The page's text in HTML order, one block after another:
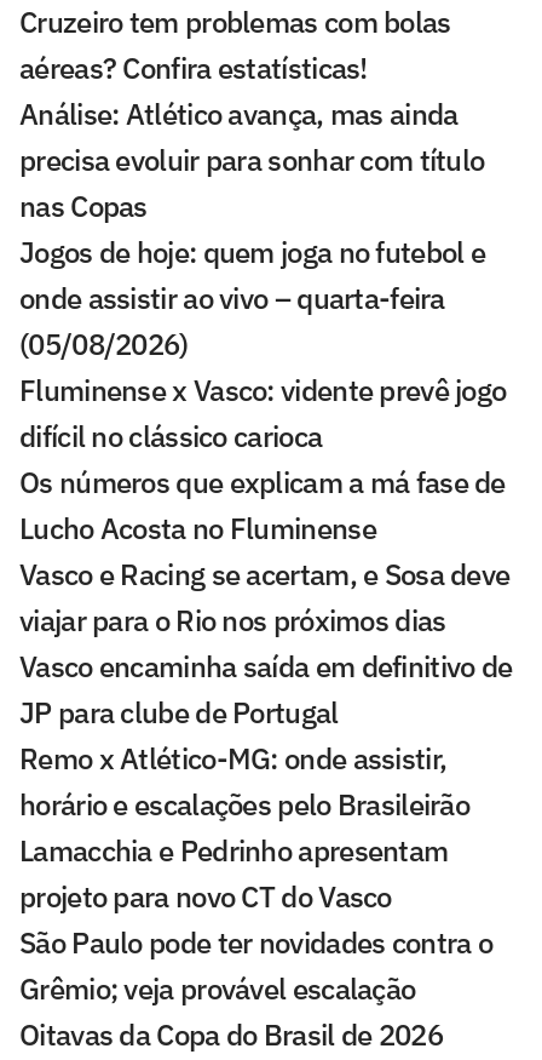
Cruzeiro tem problemas com bolas
aéreas? Confira estatísticas!
Análise: Atlético avança, mas ainda
precisa evoluir para sonhar com título
nas Copas
Jogos de hoje: quem joga no futebol e
onde assistir ao vivo – quarta-feira
(05/08/2026)
Fluminense x Vasco: vidente prevê jogo
difícil no clássico carioca
Os números que explicam a má fase de
Lucho Acosta no Fluminense
Vasco e Racing se acertam, e Sosa deve
viajar para o Rio nos próximos dias
Vasco encaminha saída em definitivo de
JP para clube de Portugal
Remo x Atlético-MG: onde assistir,
horário e escalações pelo Brasileirão
Lamacchia e Pedrinho apresentam
projeto para novo CT do Vasco
São Paulo pode ter novidades contra o
Grêmio; veja provável escalação
Oitavas da Copa do Brasil de 2026